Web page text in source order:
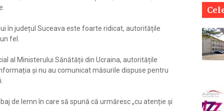
în județul Suceava este foarte ridicat, autoritățile
fel.
al Ministerului Sănătății din Ucraina, autoritățile
și nu au comunicat măsurile dispuse pentru
de lemn în care să spună că urmăresc „cu atenție și